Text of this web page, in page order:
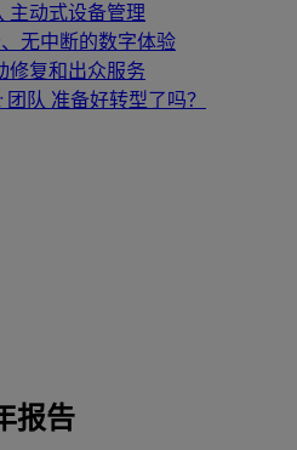
主动式设备管理
无中断的数字体验
修复和出众服务
团队 准备好转型了吗？
报告